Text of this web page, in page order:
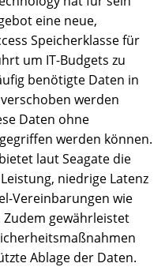
eine neue,
Speicherklasse für
um IT-Budgets zu
benötigte Daten in
werden
Daten ohne
werden können.
laut Seagate die
niedrige Latenz
Vereinbarungen wie
gewährleistet
Ablage der Daten.